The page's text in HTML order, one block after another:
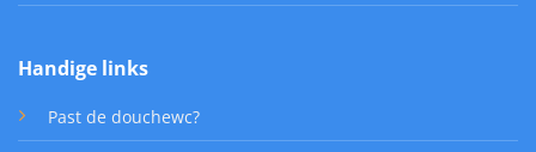
Handige links
Past de douchewc?